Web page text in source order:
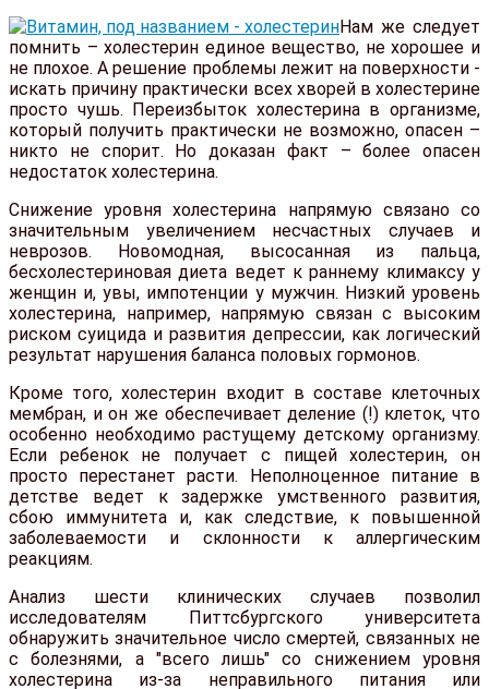
Нам же следует
помнить – холестерин единое вещество, не хорошее и
не плохое. А решение проблемы лежит на поверхности -
искать причину практически всех хворей в холестерине
просто чушь. Переизбыток холестерина в организме,
который получить практически не возможно, опасен –
никто не спорит. Но доказан факт – более опасен
недостаток холестерина.
Снижение уровня холестерина напрямую связано со
значительным увеличением несчастных случаев и
неврозов. Новомодная, высосанная из пальца,
бесхолестериновая диета ведет к раннему климаксу у
женщин и, увы, импотенции у мужчин. Низкий уровень
холестерина, например, напрямую связан с высоким
риском суицида и развития депрессии, как логический
результат нарушения баланса половых гормонов.
Кроме того, холестерин входит в составе клеточных
мембран, и он же обеспечивает деление (!) клеток, что
особенно необходимо растущему детскому организму.
Если ребенок не получает с пищей холестерин, он
просто перестанет расти. Неполноценное питание в
детстве ведет к задержке умственного развития,
сбою иммунитета и, как следствие, к повышенной
заболеваемости и склонности к аллергическим
реакциям.
Анализ шести клинических случаев позволил
исследователям Питтсбургского университета
обнаружить значительное число смертей, связанных не
с болезнями, а "всего лишь" со снижением уровня
холестерина из-за неправильного питания или